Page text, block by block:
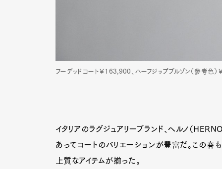
フーデッドコート￥163,900、ハーフジップブルゾン（参考色
イタリアのラグジュアリーブランド、ヘルノ（
あってコートのバリエーションが豊富だ。この春
上質なアイテムが揃った。